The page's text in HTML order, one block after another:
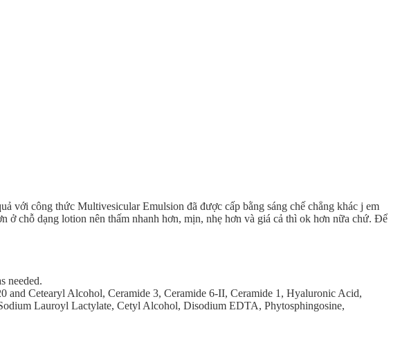
với công thức Multivesicular Emulsion đã được cấp bằng sáng chế chẳng khác j em
ở chỗ dạng lotion nên thấm nhanh hơn, mịn, nhẹ hơn và giá cả thì ok hơn nữa chứ. Để
needed.
Cetearyl Alcohol, Ceramide 3, Ceramide 6-II, Ceramide 1, Hyaluronic Acid,
Lauroyl Lactylate, Cetyl Alcohol, Disodium EDTA, Phytosphingosine,